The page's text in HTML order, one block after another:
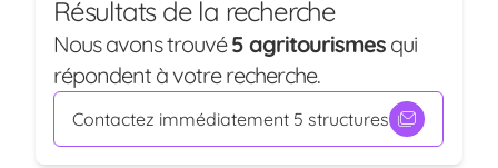
Résultats de la recherche
Nous avons trouvé5 agritourismes qui
répondent à votre recherche.
Contactez immédiatement 5 structures